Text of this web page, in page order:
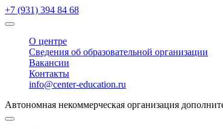
+7 (931) 394 84 68
О центре
Сведения об образовательной организации
Вакансии
Контакты
info@center-education.ru
Автономная некоммерческая организация